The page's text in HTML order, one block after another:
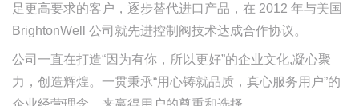
足更高要求的客户，逐步替代进口产品，在 2012 年与美国
BrightonWell 公司就先进控制阀技术达成合作协议。
公司一直在打造“因为有你，所以更好”的企业文化,凝心聚
力，创造辉煌。一贯秉承“用心铸就品质，真心服务用户”的